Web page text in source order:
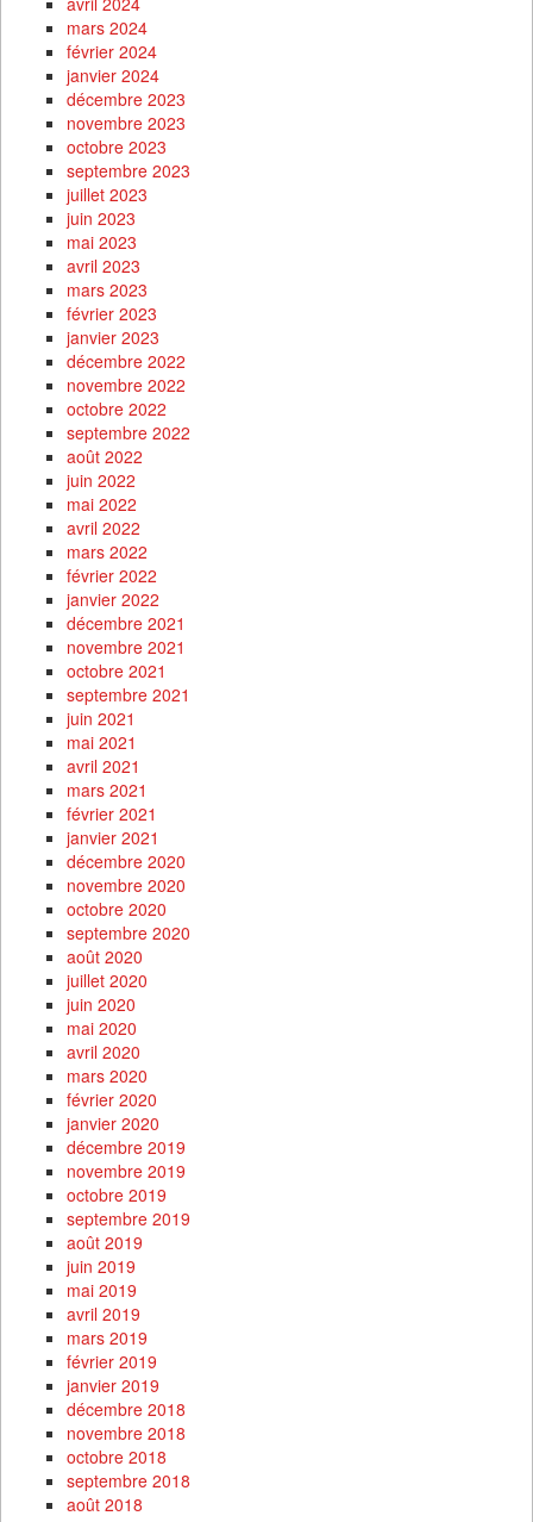
mars 2024
février 2024
janvier 2024
décembre 2023
novembre 2023
octobre 2023
septembre 2023
juillet 2023
juin 2023
mai 2023
avril 2023
mars 2023
février 2023
janvier 2023
décembre 2022
novembre 2022
octobre 2022
septembre 2022
août 2022
juin 2022
mai 2022
avril 2022
mars 2022
février 2022
janvier 2022
décembre 2021
novembre 2021
octobre 2021
septembre 2021
juin 2021
mai 2021
avril 2021
mars 2021
février 2021
janvier 2021
décembre 2020
novembre 2020
octobre 2020
septembre 2020
août 2020
juillet 2020
juin 2020
mai 2020
avril 2020
mars 2020
février 2020
janvier 2020
décembre 2019
novembre 2019
octobre 2019
septembre 2019
août 2019
juin 2019
mai 2019
avril 2019
mars 2019
février 2019
janvier 2019
décembre 2018
novembre 2018
octobre 2018
septembre 2018
août 2018